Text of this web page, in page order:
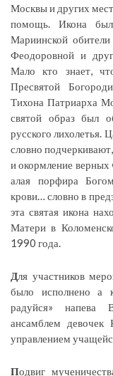
Москвы и других
помощь. Икона
Мариинской
Феодоровной и
Мало кто знает,
Пресвятой
Тихона Патриарха
святой образ был
русского лихолетья.
словно
и окормление верных
алая порфира
крови… словно в
эта святая икона
Матери в
1990 года.
Для участников
было исполнено а
радуйся» напева
ансамблем девочек
управлением
Подвиг